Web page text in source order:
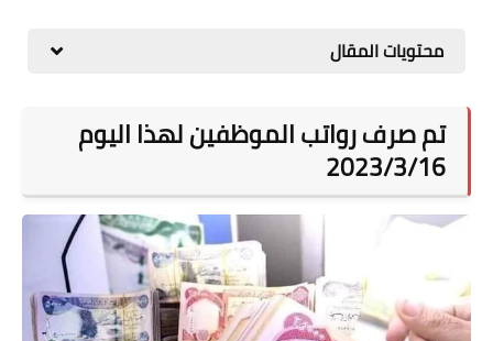
محتويات المقال
تم صرف رواتب الموظفين لهذا اليوم
2023/3/16